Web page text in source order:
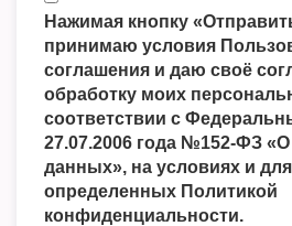
Нажимая кнопку
принимаю условия
соглашения и даю своё
обработку моих
соответствии с
27.07.2006 года №152-ФЗ
данных», на условиях и
определенных Политикой
конфиденциальности.